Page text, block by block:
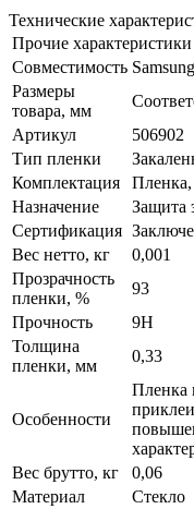
Технические
Прочие характеристики
Совместимость
Размеры
товара, мм
Артикул
506902
Тип пленки
Комплектация
Пленка,
Назначение
Защита
Сертификация
Вес нетто, кг
0,001
Прозрачность
пленки, %
93
Прочность
9H
Толщина
пленки, мм
0,33
Особенности
Пленка
Вес брутто, кг
0,06
Материал
Стекло